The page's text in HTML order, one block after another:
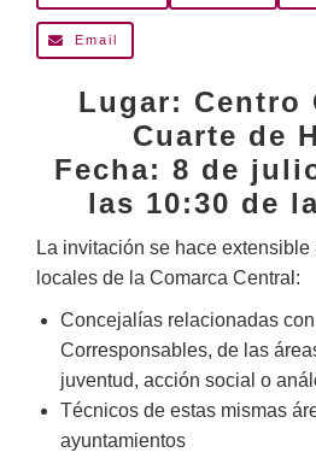
Email
Lugar: Centro
Cuarte de
Fecha: 8 de
las 10:30 de
La invitación se hace
locales de la Comarca Central:
Concejalías relacionadas
Corresponsables, de las
juventud, acción social o
Técnicos de estas mismas
ayuntamientos